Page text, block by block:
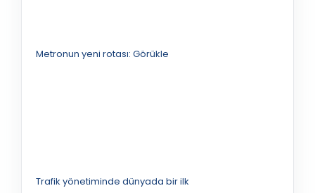
Metronun yeni rotası: Görükle
Trafik yönetiminde dünyada bir ilk